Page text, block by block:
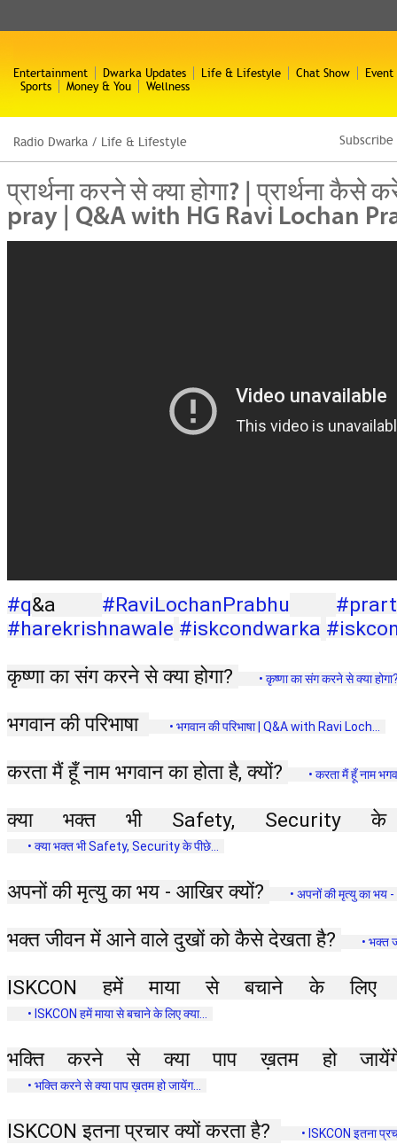
Entertainment Dwarka Updates Life & Lifestyle Chat Show
Event
Sports
Money & You Wellness
Radio Dwarka / Life & Lifestyle
प्रार्थना करने से क्या होगा? | प्रार्थना कैसे
pray | Q&A with HG Ravi Lochan
#q&a #RaviLochanPrabhu
#harekrishnawale #iskcondwarka
कृष्णा का संग करने से क्या होगा?
• कृष्णा का संग करने से क्या
भगवान की परिभाषा • भगवान की परिभाषा | Q&A with Ravi Loch...
करता मैं हूँ नाम भगवान का होता है, क्यों? • करता मैं हूँ नाम
क्या भक्त भी Safety, Security
• क्या भक्त भी Safety, Security के पीछे...
अपनों की मृत्यु का भय - आखिर क्यों? • अपनों की मृत्यु का भय
भक्त जीवन में आने वाले दुखों को कैसे देखता है? • भक्त
ISKCON हमें माया से बचाने के
• ISKCON हमें माया से बचाने के लिए क्या...
भक्ति करने से क्या पाप ख़तम हो
• भक्ति करने से क्या पाप ख़तम हो जायेंग...
ISKCON इतना प्रचार क्यों करता है? • ISKCON इतना